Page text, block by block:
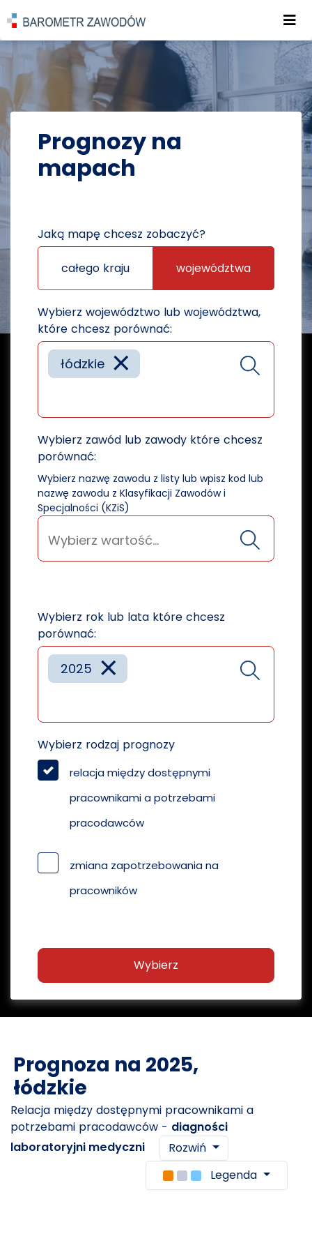
POWRÓT DO STRONY GŁÓWNEJ
PROGNOZY PROGNOZY NA MAPACH
Prognozy na
mapach
Jaką mapę chcesz zobaczyć?
całego kraju województwa
Wybierz województwo lub województwa,
które chcesz porównać:
×
łódzkie
Wybierz zawód lub zawody które chcesz
porównać:
Wybierz nazwę zawodu z listy lub wpisz kod lub
nazwę zawodu z Klasyfikacji Zawodów i
Specjalności (KZiS)
Wybierz rok lub lata które chcesz
porównać:
×
2025
Wybierz rodzaj prognozy
relacja między dostępnymi
pracownikami a potrzebami
pracodawców
zmiana zapotrzebowania na
pracowników
Wybierz
Prognoza na 2025,
łódzkie
Relacja między dostępnymi pracownikami a
potrzebami pracodawców - diagności
laboratoryjni medyczni
Rozwiń
Legenda